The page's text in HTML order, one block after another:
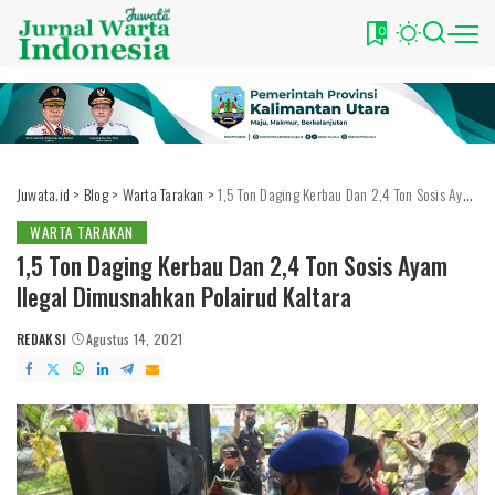
0
Juwata.id > Blog> Warta Tarakan >1,5 Ton Daging Kerbau Dan 2,4 Ton Sosis Ayam Ilegal Dimusnahkan Polairud Kaltara
WARTA TARAKAN
1,5 Ton Daging Kerbau Dan 2,4 Ton Sosis Ayam
Ilegal Dimusnahkan Polairud Kaltara
POSTED
BY
REDAKSI Agustus 14, 2021